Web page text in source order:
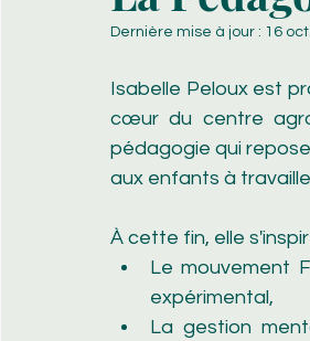
Dernière mise à jour : 16
Isabelle Peloux est
cœur du centre
pédagogie qui
aux enfants à
À cette fin, elle
Le mouvement
expérimental,
La gestion